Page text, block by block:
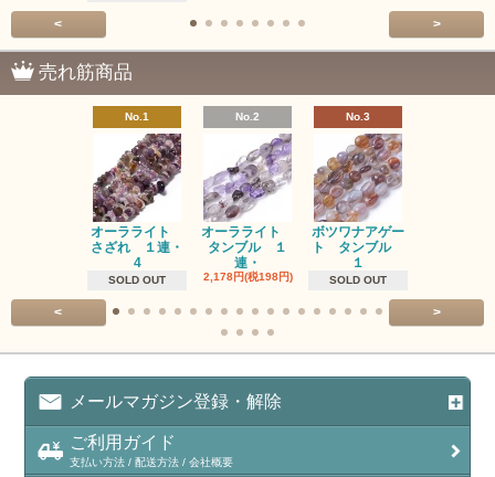
< >
売れ筋商品
No.1
オーラライト
さざれ １連・
4
SOLD OUT
No.2
オーラライト
タンブル １
連・
2,178円(税198円)
No.3
ボツワナアゲー
ト タンブル
１
SOLD OUT
< >
メールマガジン登録・解除
ご利用ガイド
支払い方法 / 配送方法 / 会社概要